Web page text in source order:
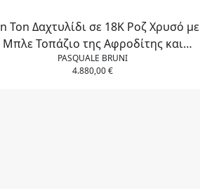
Ton Δαχτυλίδι σε 18Κ Ροζ Χρυσό με
Μπλε Τοπάζιο της Αφροδίτης και
Διαμάντια
PASQUALE BRUNI
4.880,00€